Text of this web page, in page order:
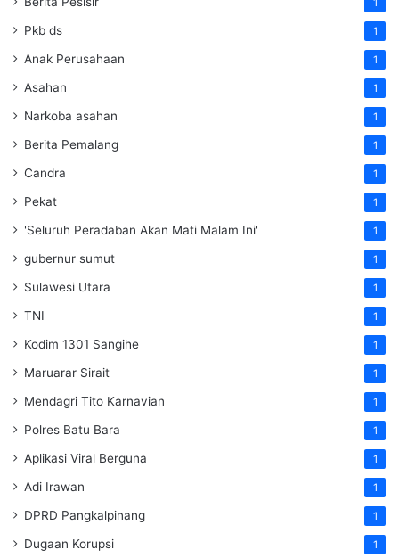
1
Pkb ds 1
Anak Perusahaan 1
Asahan 1
Narkoba asahan 1
Berita Pemalang 1
Candra 1
Pekat 1
'Seluruh Peradaban Akan Mati Malam Ini' 1
gubernur sumut 1
Sulawesi Utara 1
TNI 1
Kodim 1301 Sangihe 1
Maruarar Sirait 1
Mendagri Tito Karnavian 1
Polres Batu Bara 1
Aplikasi Viral Berguna 1
Adi Irawan 1
DPRD Pangkalpinang 1
Dugaan Korupsi 1